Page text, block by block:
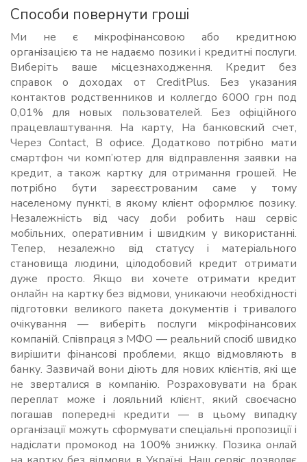
Способи повернути гроші
Ми не є мікрофінансовою або кредитною
організацією та не надаємо позики і кредитні послуги.
Виберіть ваше місцезнаходження. Кредит без
справок о доходах от CreditPlus. Без указания
контактов родственников и коллегдо 6000 грн под
0,01% для новых пользователей. Без офіційного
працевлаштування. На карту, На банковский счет,
Через Contact, В офисе. Додатково потрібно мати
смартфон чи комп’ютер для відправлення заявки на
кредит, а також картку для отримання грошей. Не
потрібно бути зареєстрованим саме у тому
населеному пункті, в якому клієнт оформлює позику.
Незалежність від часу доби робить наш сервіс
мобільних, оперативним і швидким у використанні.
Тепер, незалежно від статусу і матеріального
становища людини, цілодобовий кредит отримати
дуже просто. Якщо ви хочете отримати кредит
онлайн на картку без відмови, уникаючи необхідності
підготовки великого пакета документів і тривалого
очікування — виберіть послуги мікрофінансових
компаній. Співпраця з МФО — реальний спосіб швидко
вирішити фінансові проблеми, якщо відмовляють в
банку. Зазвичай вони діють для нових клієнтів, які ще
не зверталися в компанію. Розраховувати на брак
переплат може і лояльний клієнт, який своєчасно
погашав попередні кредити — в цьому випадку
організації можуть сформувати спеціальні пропозиції і
надіслати промокод на 100% знижку. Позика онлай